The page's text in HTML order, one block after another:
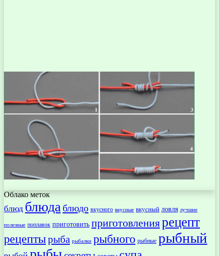
Облако меток
блюд блюда блюдо вкусного вкусные вкусный ловля лучшие
полезные поплавок приготовить приготовлениярецепт
рецептырыба рыбалки рыбного рыбные рыбный